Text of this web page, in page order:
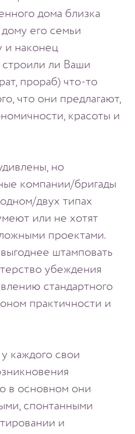
дома близка
его семьи
и наконец
строили ли Ваши
прораб) что-то
что они предлагают,
красоты и
но
компании/бригады
двух типах
или не хотят
проектами.
штамповать
убеждения
стандартного
практичности и
каждого свои
в основном они
спонтанными
и